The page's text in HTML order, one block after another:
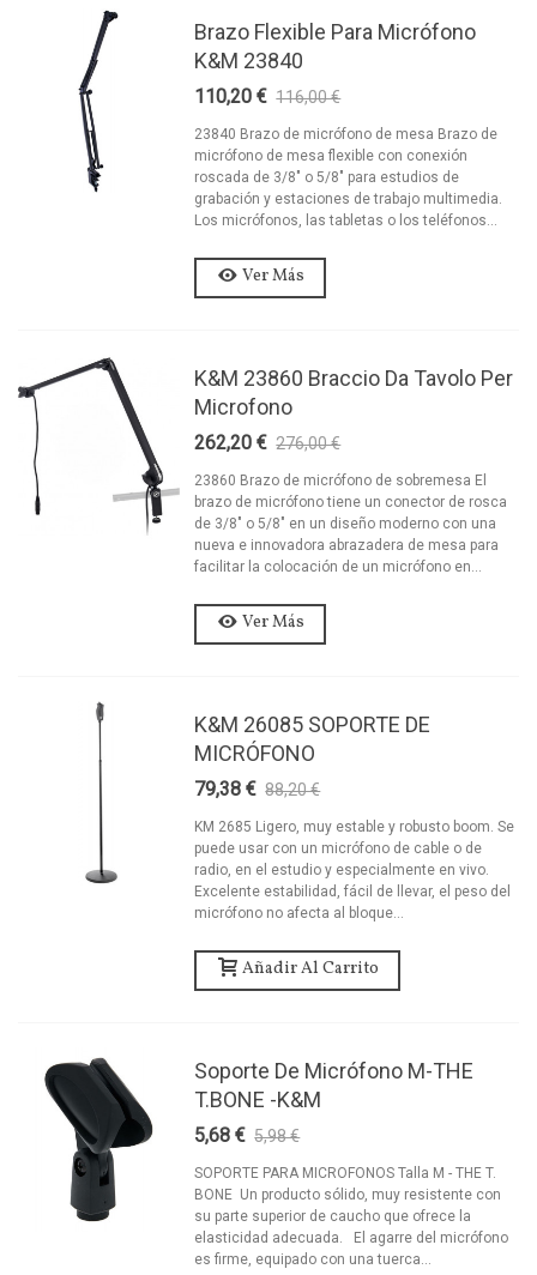
Brazo Flexible Para Micrófono
K&M 23840
110,20 € 116,00 €
23840 Brazo de micrófono de mesa Brazo de
micrófono de mesa flexible con conexión
roscada de 3/8" o 5/8" para estudios de
grabación y estaciones de trabajo multimedia.
Los micrófonos, las tabletas o los teléfonos...
Ver Más
K&M 23860 Braccio Da Tavolo Per
Microfono
262,20 € 276,00 €
23860 Brazo de micrófono de sobremesa El
brazo de micrófono tiene un conector de rosca
de 3/8" o 5/8" en un diseño moderno con una
nueva e innovadora abrazadera de mesa para
facilitar la colocación de un micrófono en...
Ver Más
K&M 26085 SOPORTE DE
MICRÓFONO
79,38 € 88,20 €
KM 2685 Ligero, muy estable y robusto boom. Se
puede usar con un micrófono de cable o de
radio, en el estudio y especialmente en vivo.
Excelente estabilidad, fácil de llevar, el peso del
micrófono no afecta al bloque...
Añadir Al Carrito
Soporte De Micrófono M-THE
T.BONE -K&M
5,68 € 5,98 €
SOPORTE PARA MICROFONOS Talla M - THE T.
BONE Un producto sólido, muy resistente con
su parte superior de caucho que ofrece la
elasticidad adecuada. El agarre del micrófono
es firme, equipado con una tuerca...